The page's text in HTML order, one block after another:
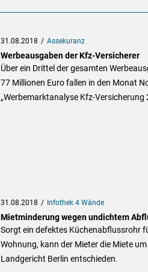
31.08.2018 Assekuranz
Werbeausgaben der Kfz-Versicherer
Über ein Drittel der gesamten
77 Millionen Euro fallen in den Monat
„Werbemarktanalyse Kfz-Versicherung
31.08.2018 Infothek 4 Wände
Mietminderung wegen undichtem
Sorgt ein defektes Küchenabflussrohr
Wohnung, kann der Mieter die Miete
Landgericht Berlin entschieden.